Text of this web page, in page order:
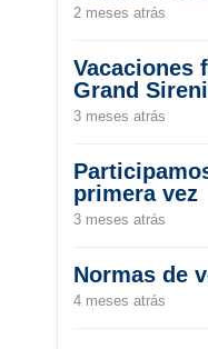
2 meses atrás
Vacaciones
Grand
3 meses atrás
primera vez
3 meses atrás
Normas de
4 meses atrás